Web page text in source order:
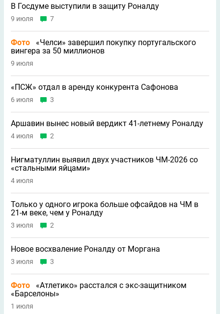
В Госдуме выступили в защиту Роналду
9 июля 7
Фото
«Челси» завершил покупку португальского
вингера за 50 миллионов
9 июля
«ПСЖ» отдал в аренду конкурента Сафонова
6 июля 3
Аршавин вынес новый вердикт 41-летнему Роналду
4 июля 2
Нигматуллин выявил двух участников ЧМ-2026 со
«стальными яйцами»
4 июля
Только у одного игрока больше офсайдов на ЧМ в
21-м веке, чем у Роналду
3 июля 2
Новое восхваление Роналду от Моргана
3 июля 3
Фото
«Атлетико» расстался с экс-защитником
«Барселоны»
1 июля